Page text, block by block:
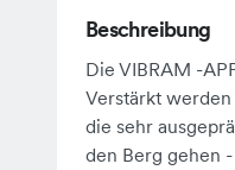
Beschreibung
Die VIBRAM -
Verstärkt
die sehr
den Berg gehen